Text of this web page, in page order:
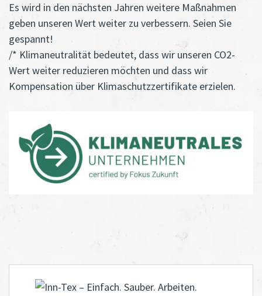
Es wird in den nächsten Jahren weitere Maßnahmen
geben unseren Wert weiter zu verbessern. Seien Sie
gespannt!
/* Klimaneutralität bedeutet, dass wir unseren CO2-
Wert weiter reduzieren möchten und dass wir
Kompensation über Klimaschutzzertifikate erzielen.